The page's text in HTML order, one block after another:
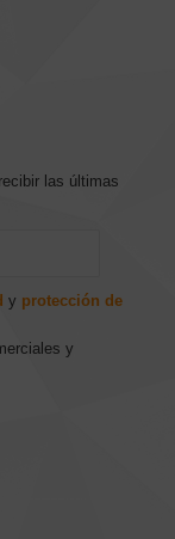
las últimas
y protección de
y